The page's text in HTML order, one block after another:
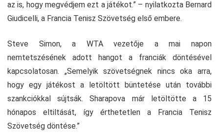
az is, hogy megvédjem ezt a játékot.” – nyilatkozta Bernard
Giudicelli, a Francia Tenisz Szövetség első embere.
Steve Simon, a WTA vezetője a mai napon
nemtetszésének adott hangot a franciák döntésével
kapcsolatosan. „Semelyik szövetségnek nincs oka arra,
hogy egy játékost a letöltött büntetése után további
szankciókkal sújtsák. Sharapova már letöltötte a 15
hónapos eltiltását, így érthetetlen a Francia Tenisz
Szövetség döntése.”